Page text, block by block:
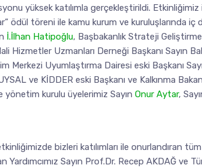
yüksek katılımla gerçekleştirildi.
ödül töreni ile kamu kurum ve kuruluşlarında iç
İ.İlhan Hatipoğlu, Başbakanlık Strateji Geliştirme
Hizmetler Uzmanları Derneği Başkanı Sayın
Merkezi Uyumlaştırma Dairesi eski Başkanı
ve KİDDER eski Başkanı ve Kalkınma
yönetim kurulu üyelerimiz Sayın Onur Aytar,
bizleri katılımları ile onurlandıran
Sayın Prof.Dr. Recep AKDAĞ ve